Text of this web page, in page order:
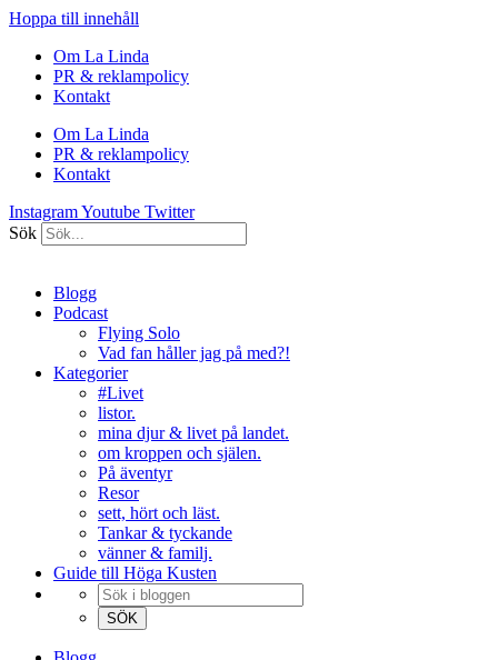
Hoppa till innehåll
Om La Linda
PR & reklampolicy
Kontakt
Om La Linda
PR & reklampolicy
Kontakt
InstagramYoutube Twitter
Sök
Blogg
Podcast
Flying Solo
Vad fan håller jag på med?!
Kategorier
#Livet
listor.
mina djur & livet på landet.
om kroppen och själen.
På äventyr
Resor
sett, hört och läst.
Tankar & tyckande
vänner & familj.
Guide till Höga Kusten